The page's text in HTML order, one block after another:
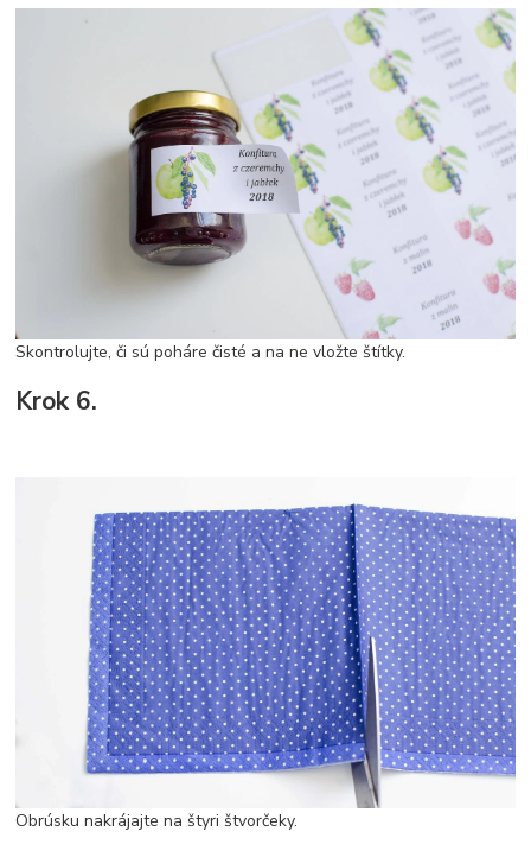
Skontrolujte, či sú poháre čisté a na ne vložte štítky.
Krok 6.
Obrúsku nakrájajte na štyri štvorčeky.